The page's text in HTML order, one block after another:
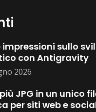
impressioni sullo
con Antigravity
2026
JPG in un unico
per siti web e